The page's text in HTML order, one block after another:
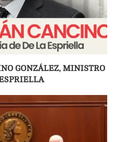
GONZÁLEZ, MINISTRO